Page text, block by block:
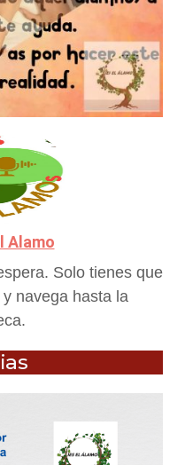
Alamo
Solo tienes que
navega hasta la